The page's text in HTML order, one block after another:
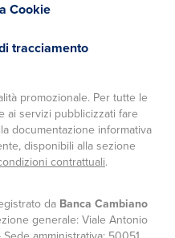
Cookie
tracciamento
promozionale. Per tutte le
ai servizi pubblicizzati fare
documentazione informativa
disponibili alla sezione
contrattuali.
da Banca Cambiano
generale: Viale Antonio